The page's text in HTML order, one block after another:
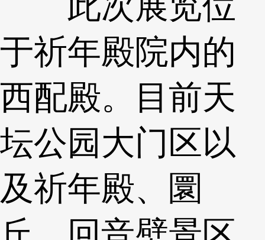
于祈年殿院内的
西配殿。目前天
坛公园大门区以
及祈年殿、圜